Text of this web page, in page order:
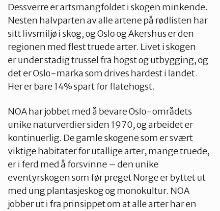
Dessverre er artsmangfoldet i skogen minkende.
Nesten halvparten av alle artene på rødlisten har
sitt livsmiljø i skog, og Oslo og Akershus er den
regionen med flest truede arter. Livet i skogen
er under stadig trussel fra hogst og utbygging, og
det er Oslo-marka som drives hardest i landet.
Her er bare 14% spart for flatehogst.
NOA har jobbet med å bevare Oslo-områdets
unike naturverdier siden 1970, og arbeidet er
kontinuerlig. De gamle skogene som er svært
viktige habitater for utallige arter, mange truede,
er i ferd med å forsvinne – den unike
eventyrskogen som før preget Norge er byttet ut
med ung plantasjeskog og monokultur. NOA
jobber ut i fra prinsippet om at alle arter har en